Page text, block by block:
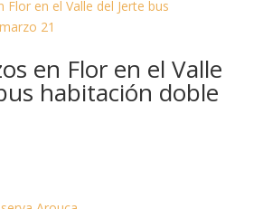
en Flor en el Valle
habitación doble